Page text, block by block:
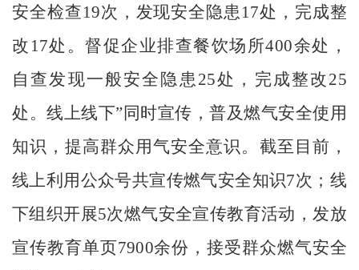
安全检查19次，发现安全隐患17处，完成整
改17处。督促企业排查餐饮场所400余处，
自查发现一般安全隐患25处，完成整改25
处。线上线下”同时宣传，普及燃气安全使用
知识，提高群众用气安全意识。截至目前，
线上利用公众号共宣传燃气安全知识7次；线
下组织开展5次燃气安全宣传教育活动，发放
宣传教育单页7900余份，接受群众燃气安全